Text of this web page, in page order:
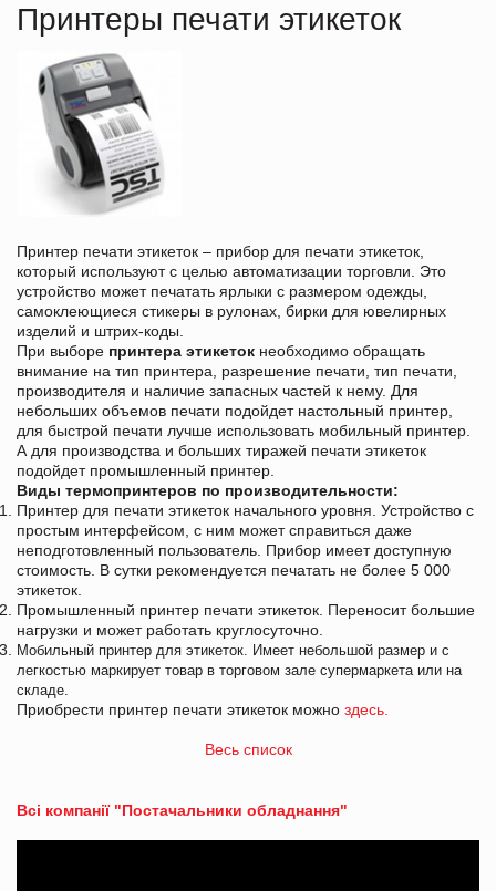
Принтеры печати этикеток
Принтер печати этикеток – прибор для печати этикеток,
который используют с целью автоматизации торговли. Это
устройство может печатать ярлыки с размером одежды,
самоклеющиеся стикеры в рулонах, бирки для ювелирных
изделий и штрих-коды.
При выборе принтера этикеток необходимо обращать
внимание на тип принтера, разрешение печати, тип печати,
производителя и наличие запасных частей к нему. Для
небольших объемов печати подойдет настольный принтер,
для быстрой печати лучше использовать мобильный принтер.
А для производства и больших тиражей печати этикеток
подойдет промышленный принтер.
Виды термопринтеров по производительности:
Принтер для печати этикеток начального уровня. Устройство с
простым интерфейсом, с ним может справиться даже
неподготовленный пользователь. Прибор имеет доступную
стоимость. В сутки рекомендуется печатать не более 5 000
этикеток.
Промышленный принтер печати этикеток. Переносит большие
нагрузки и может работать круглосуточно.
Мобильный принтер для этикеток. Имеет небольшой размер и с
легкостью маркирует товар в торговом зале супермаркета или на
складе.
Приобрести принтер печати этикеток можно здесь.
Весь список
Всі компанії "Постачальники обладнання"